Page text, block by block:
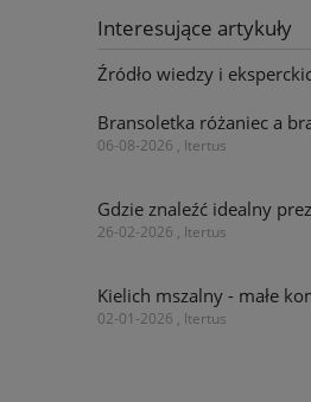
Interesujące artykuły
Źródło wiedzy i
Bransoletka różaniec a
06-08-2026 , Itertus
Gdzie znaleźć idealny
26-02-2026 , Itertus
Kielich mszalny - małe
02-01-2026 , Itertus